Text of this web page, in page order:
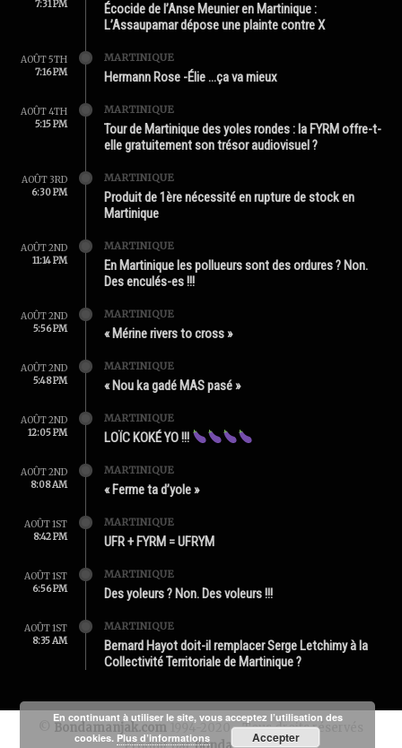
7:31 PM
Écocide de l’Anse Meunier en Martinique :
L’Assaupamar dépose une plainte contre X
AOÛT 5TH
7:16 PM
MARTINIQUE
Hermann Rose -Élie …ça va mieux
AOÛT 4TH
5:15 PM
MARTINIQUE
Tour de Martinique des yoles rondes : la FYRM offre-t-
elle gratuitement son trésor audiovisuel ?
AOÛT 3RD
6:30 PM
MARTINIQUE
Produit de 1ère nécessité en rupture de stock en
Martinique
AOÛT 2ND
11:14 PM
MARTINIQUE
En Martinique les pollueurs sont des ordures ? Non.
Des enculés-es !!!
AOÛT 2ND
5:56 PM
MARTINIQUE
« Mérine rivers to cross »
AOÛT 2ND
5:48 PM
MARTINIQUE
« Nou ka gadé MAS pasé »
AOÛT 2ND
12:05 PM
MARTINIQUE
LOÏC KOKÉ YO !!!
AOÛT 2ND
8:08 AM
MARTINIQUE
« Ferme ta d’yole »
AOÛT 1ST
8:42 PM
MARTINIQUE
UFR + FYRM = UFRYM
AOÛT 1ST
6:56 PM
MARTINIQUE
Des yoleurs ? Non. Des voleurs !!!
AOÛT 1ST
8:35 AM
MARTINIQUE
Bernard Hayot doit-il remplacer Serge Letchimy à la
Collectivité Territoriale de Martinique ?
Bondamanjak.com 1994-2020 - Tous droits réservés
En continuant à utiliser le site, vous acceptez l’utilisation des
cookies. Plus d’informations Accepter